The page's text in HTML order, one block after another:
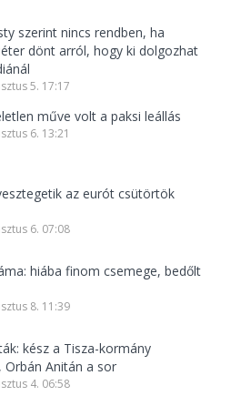
szerint nincs rendben, ha
dönt arról, hogy ki dolgozhat
5. 17:17
műve volt a paksi leállás
6. 13:21
az eurót csütörtök
6. 07:08
hiába finom csemege, bedőlt
8. 11:39
kész a Tisza-kormány
Orbán Anitán a sor
4. 06:58